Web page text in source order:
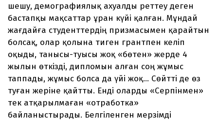
шешу, демографиялық ахуалды реттеу деген
бастапқы мақсаттар ұран күйі қалған. Мұндай
жағдайға студенттердің призмасымен қарайтын
болсақ, олар қолына тиген грантпен келіп
оқыды, танысы-туысы жоқ «бөтен» жерде 4
жылын өткізді, дипломын алған соң жұмыс
таппады, жұмыс болса да үйі жоқ... Сөйтті де өз
туған жеріне қайтты. Енді оларды «Серпінмен»
тек атқарылмаған «отработка»
байланыстырады. Белгіленген мерзімді